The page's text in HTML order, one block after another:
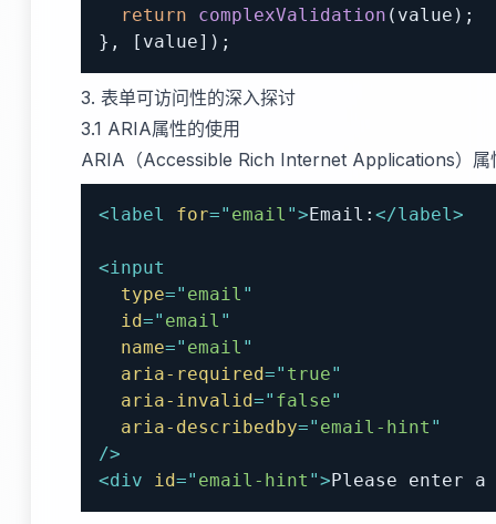
return
complexValidation ( value ) ;
} , [ value] ) ;
3. 表单可访问性的深入探讨
3.1 ARIA属性的使用
ARIA（Accessible Rich Internet Applications）属
<label for=" email ">Email: </label>
<input
type=" email "
id=" email "
name=" email "
aria-required=" true"
aria-invalid=" false"
aria-describedby=" email-hint "
/>
<div id=" email-hint ">Please enter